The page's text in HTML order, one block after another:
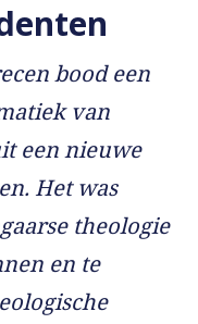
bood een
van
een nieuwe
Het was
theologie
en te